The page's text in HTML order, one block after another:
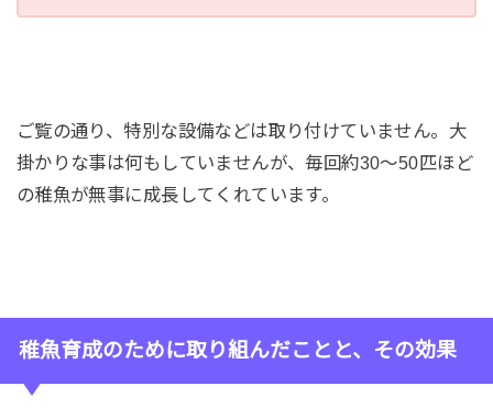
ご覧の通り、特別な設備などは取り付けていません。大
掛かりな事は何もしていませんが、毎回約30～50匹ほど
の稚魚が無事に成長してくれています。
稚魚育成のために取り組んだことと、その効果